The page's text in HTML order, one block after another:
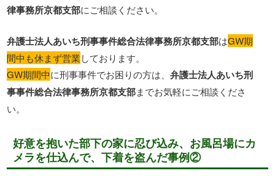
律事務所京都支部にご相談ください。
弁護士法人あいち刑事事件総合法律事務所京都支部はGW期
間中も休まず営業しております。
GW期間中に刑事事件でお困りの方は、弁護士法人あいち刑
事事件総合法律事務所京都支部までお気軽にご相談くださ
い。
好意を抱いた部下の家に忍び込み、お風呂場にカ
メラを仕込んで、下着を盗んだ事例②